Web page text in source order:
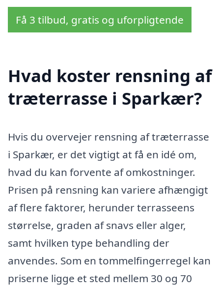
Få 3 tilbud, gratis og uforpligtende
Hvad koster rensning af
træterrasse i Sparkær?
Hvis du overvejer rensning af træterrasse
i Sparkær, er det vigtigt at få en idé om,
hvad du kan forvente af omkostninger.
Prisen på rensning kan variere afhængigt
af flere faktorer, herunder terrasseens
størrelse, graden af snavs eller alger,
samt hvilken type behandling der
anvendes. Som en tommelfingerregel kan
priserne ligge et sted mellem 30 og 70